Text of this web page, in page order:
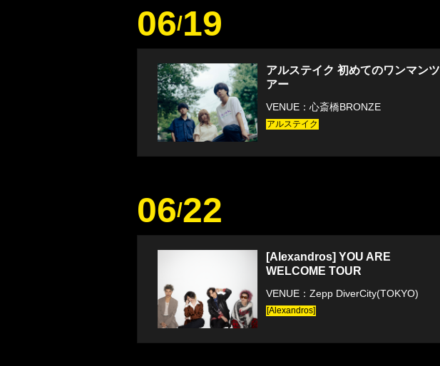
06/19
アルステイク 初めてのワンマンツ
アー
VENUE：心斎橋BRONZE
アルステイク
06/22
[Alexandros] YOU ARE
WELCOME TOUR
VENUE：Zepp DiverCity(TOKYO)
[Alexandros]